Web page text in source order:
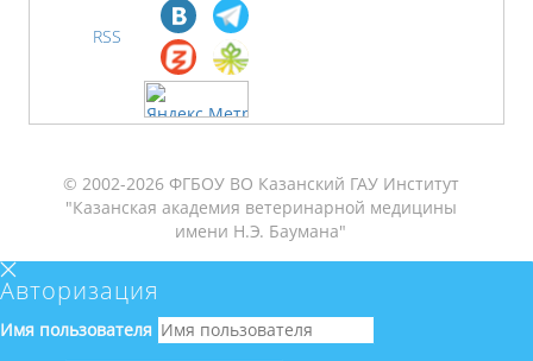
RSS
© 2002-2026 ФГБОУ ВО Казанский ГАУ Институт
"Казанская академия ветеринарной медицины
имени Н.Э. Баумана"
Авторизация
Имя пользователя